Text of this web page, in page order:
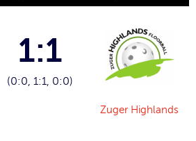
1:1
(0:0, 1:1, 0:0)
Zuger Highlands